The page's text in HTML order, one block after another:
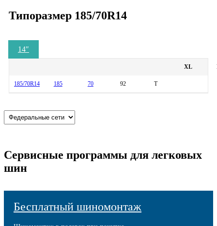
Типоразмер 185/70R14
14″
XL
185/70R14 185 70 92 T
Сервисные программы для легковых
шин
Бесплатный шиномонтаж